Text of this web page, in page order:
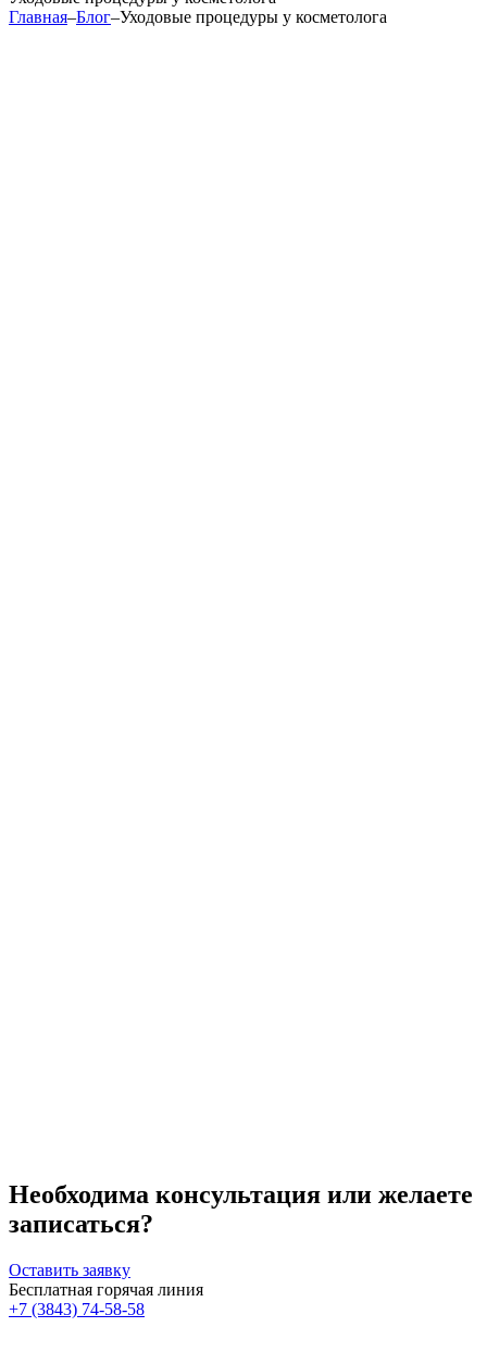
Главная–Блог–Уходовые процедуры у косметолога
Необходима консультация или желаете
записаться?
Оставить заявку
Бесплатная горячая линия
+7 (3843) 74-58-58